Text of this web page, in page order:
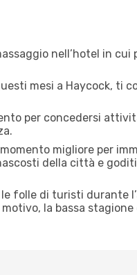
nell’hotel in
mesi a Haycock, ti
per concedersi
migliore per
della città e
folle di turisti durante
la bassa